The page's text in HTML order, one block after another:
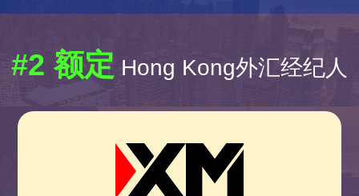
#2 额定 Hong Kong外汇经纪人